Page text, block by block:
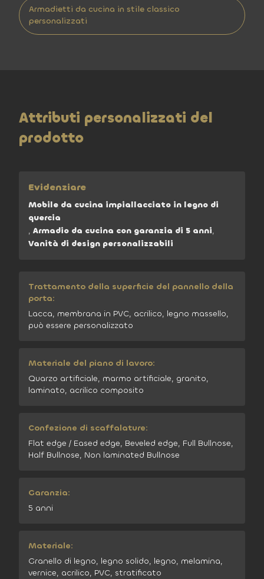
Armadietti da cucina in stile classico
personalizzati
Attributi personalizzati del
prodotto
Evidenziare
Mobile da cucina impiallacciato in legno di
quercia
, Armadio da cucina con garanzia di 5 anni,
Vanità di design personalizzabili
Trattamento della superficie del pannello della
porta:
Lacca, membrana in PVC, acrilico, legno massello,
può essere personalizzato
Materiale del piano di lavoro:
Quarzo artificiale, marmo artificiale, granito,
laminato, acrilico composito
Confezione di scaffalature:
Flat edge / Eased edge, Beveled edge, Full Bullnose,
Half Bullnose, Non laminated Bullnose
Garanzia:
5 anni
Materiale:
Granello di legno, legno solido, legno, melamina,
vernice, acrilico, PVC, stratificato